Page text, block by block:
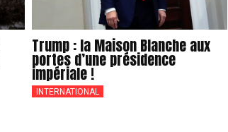
Trump : la Maison Blanche aux
portes d’une présidence
impériale !
INTERNATIONAL